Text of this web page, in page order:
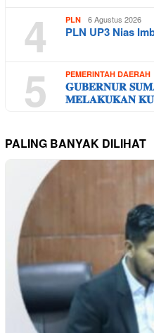
4 PLN 6 Agustus 2026
PLN UP3 Nias
5 PEMERINTAH DAERAH
𝐆𝐔𝐁𝐄𝐑𝐍𝐔𝐑
𝐌𝐄𝐋𝐀𝐊𝐔𝐊𝐀𝐍
PALING BANYAK DILIHAT